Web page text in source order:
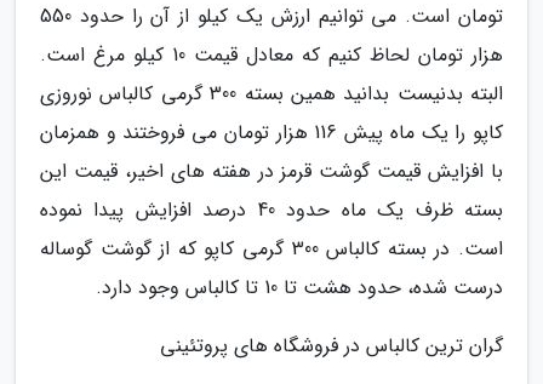
تومان است. می توانیم ارزش یک کیلو از آن را حدود 550
هزار تومان لحاظ کنیم که معادل قیمت 10 کیلو مرغ است.
البته بدنیست بدانید همین بسته 300 گرمی کالباس نوروزی
کاپو را یک ماه پیش 116 هزار تومان می فروختند و همزمان
با افزایش قیمت گوشت قرمز در هفته های اخیر، قیمت این
بسته ظرف یک ماه حدود 40 درصد افزایش پیدا نموده
است. در بسته کالباس 300 گرمی کاپو که از گوشت گوساله
درست شده، حدود هشت تا 10 تا کالباس وجود دارد.
گران ترین کالباس در فروشگاه های پروتئینی